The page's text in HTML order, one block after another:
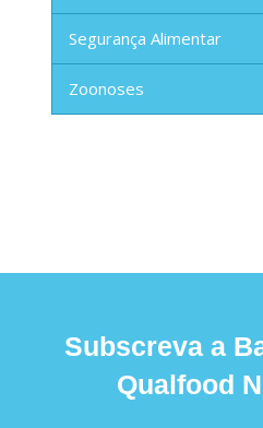
Segurança Alimentar
Zoonoses
Subscreva a
Qualfood